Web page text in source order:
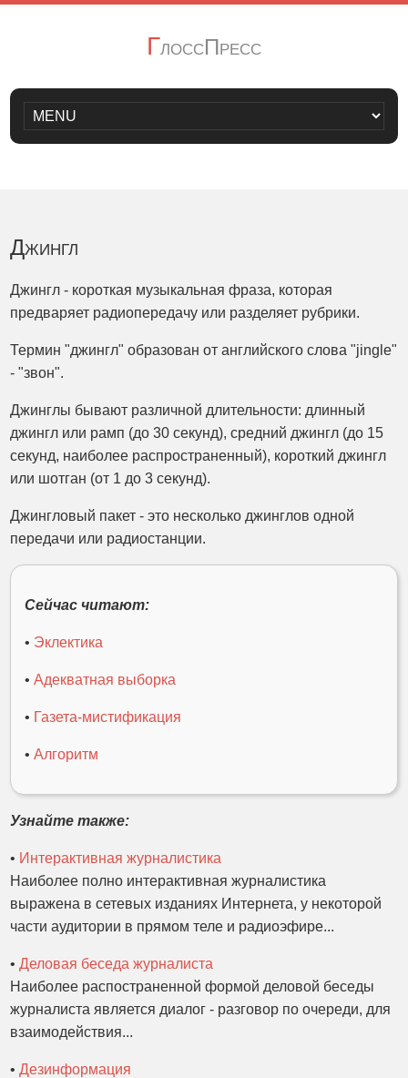
ГлоссПресс
Джингл
Джингл - короткая музыкальная фраза, которая
предваряет радиопередачу или разделяет рубрики.
Термин "джингл" образован от английского слова "jingle"
- "звон".
Джинглы бывают различной длительности: длинный
джингл или рамп (до 30 секунд), средний джингл (до 15
секунд, наиболее распространенный), короткий джингл
или шотган (от 1 до 3 секунд).
Джингловый пакет - это несколько джинглов одной
передачи или радиостанции.
Сейчас читают:
• Эклектика
•Адекватная выборка
• Газета-мистификация
•Алгоритм
Узнайте также:
• Интерактивная журналистика
Наиболее полно интерактивная журналистика
выражена в сетевых изданиях Интернета, у некоторой
части аудитории в прямом теле и радиоэфире...
•Деловая беседа журналиста
Наиболее распостраненной формой деловой беседы
журналиста является диалог - разговор по очереди, для
взаимодействия...
•Дезинформация